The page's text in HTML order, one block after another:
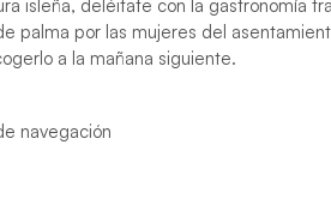
isleña, deléitate con la gastronomía
palma por las mujeres del
a la mañana siguiente.
navegación